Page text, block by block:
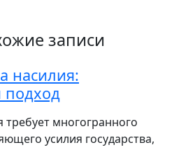
записи
насилия:
подход
многогранного
усилия государства,